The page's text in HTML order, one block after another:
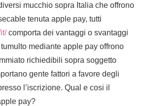
mucchio sopra Italia che offrono
tenuta apple pay, tutti
comporta dei vantaggi o svantaggi
mediante apple pay offrono
richiedibili sopra soggetto
gente fattori a favore degli
l’iscrizione. Qual e cosi il
pay?